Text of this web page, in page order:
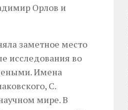
Орлов и
заметное место
исследования во
Имена
С.
мире. В